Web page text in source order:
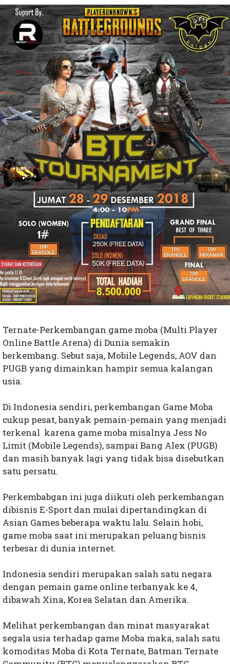
Ternate-Perkembangan game moba (Multi Player
Online Battle Arena) di Dunia semakin
berkembang. Sebut saja, Mobile Legends, AOV dan
PUGB yang dimainkan hampir semua kalangan
usia.
Di Indonesia sendiri, perkembangan Game Moba
cukup pesat, banyak pemain-pemain yang menjadi
terkenal karena game moba misalnya Jess No
Limit (Mobile Legends), sampai Bang Alex (PUGB)
dan masih banyak lagi yang tidak bisa disebutkan
satu persatu.
Perkembabgan ini juga diikuti oleh perkembangan
dibisnis E-Sport dan mulai dipertandingkan di
Asian Games beberapa waktu lalu. Selain hobi,
game moba saat ini merupakan peluang bisnis
terbesar di dunia internet.
Indonesia sendiri merupakan salah satu negara
dengan pemain game online terbanyak ke 4,
dibawah Xina, Korea Selatan dan Amerika.
Melihat perkembangan dan minat masyarakat
segala usia terhadap game Moba maka, salah satu
komoditas Moba di Kota Ternate, Batman Ternate